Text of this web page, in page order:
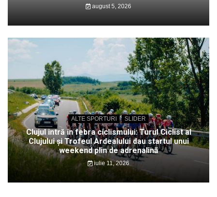
august 5, 2026
ALTE SPORTURI SLIDER
Clujul intră în febra ciclismului: Turul Ciclist al
Clujului și Trofeul Ardealului dau startul unui
weekend plin de adrenalină
iulie 11, 2026